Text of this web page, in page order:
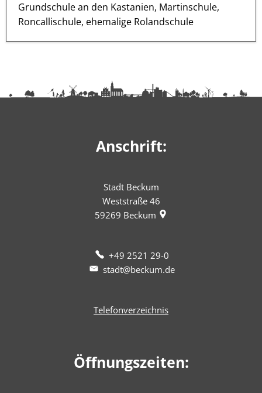
Grundschule an den Kastanien, Martinschule,
Roncallischule, ehemalige Rolandschule
Anschrift:
Stadt Beckum
Weststraße 46
59269 Beckum
+49 2521 29-0
stadt@beckum.de
Telefonverzeichnis
Öffnungszeiten: